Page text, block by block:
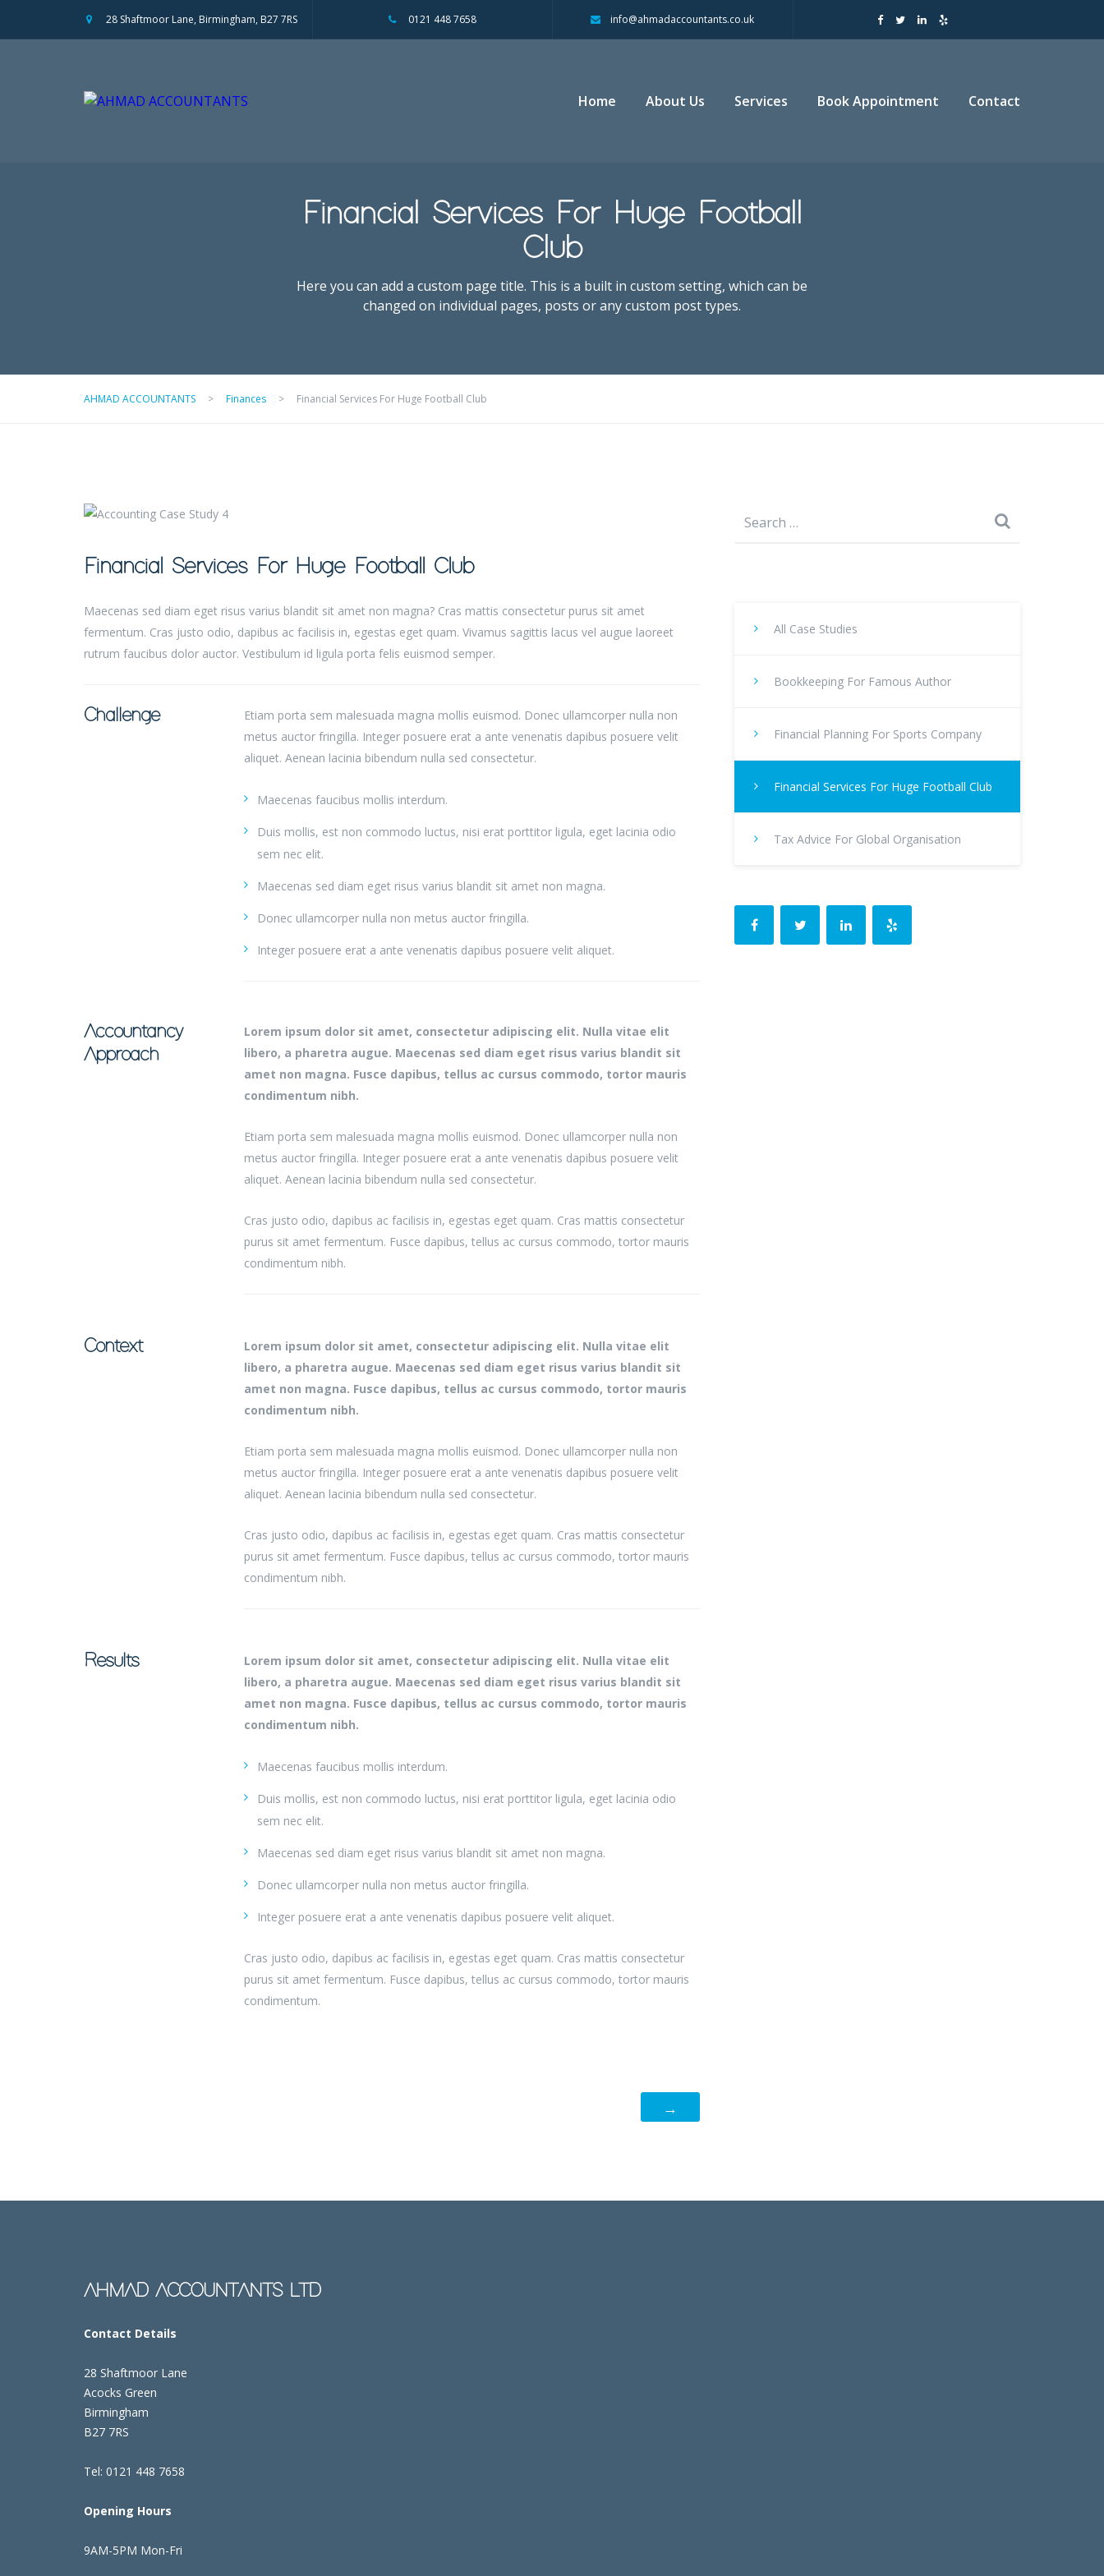
28 Shaftmoor Lane, Birmingham, B27 7RS 0121 448 7658 info@ahmadaccountants.co.uk
Home About Us Services Book Appointment Contact
Financial Services For Huge Football
Club
Here you can add a custom page title. This is a built in custom setting, which can be
changed on individual pages, posts or any custom post types.
AHMAD ACCOUNTANTS > Finances > Financial Services For Huge Football Club
Financial Services For Huge Football Club
Maecenas sed diam eget risus varius blandit sit amet non magna? Cras mattis consectetur purus sit amet
fermentum. Cras justo odio, dapibus ac facilisis in, egestas eget quam. Vivamus sagittis lacus vel augue laoreet
rutrum faucibus dolor auctor. Vestibulum id ligula porta felis euismod semper.
Challenge
Etiam porta sem malesuada magna mollis euismod. Donec ullamcorper nulla non
metus auctor fringilla. Integer posuere erat a ante venenatis dapibus posuere velit
aliquet. Aenean lacinia bibendum nulla sed consectetur.
Maecenas faucibus mollis interdum.
Duis mollis, est non commodo luctus, nisi erat porttitor ligula, eget lacinia odio
sem nec elit.
Maecenas sed diam eget risus varius blandit sit amet non magna.
Donec ullamcorper nulla non metus auctor fringilla.
Integer posuere erat a ante venenatis dapibus posuere velit aliquet.
Accountancy
Approach
Lorem ipsum dolor sit amet, consectetur adipiscing elit. Nulla vitae elit
libero, a pharetra augue. Maecenas sed diam eget risus varius blandit sit
amet non magna. Fusce dapibus, tellus ac cursus commodo, tortor mauris
condimentum nibh.
Etiam porta sem malesuada magna mollis euismod. Donec ullamcorper nulla non
metus auctor fringilla. Integer posuere erat a ante venenatis dapibus posuere velit
aliquet. Aenean lacinia bibendum nulla sed consectetur.
Cras justo odio, dapibus ac facilisis in, egestas eget quam. Cras mattis consectetur
purus sit amet fermentum. Fusce dapibus, tellus ac cursus commodo, tortor mauris
condimentum nibh.
Context
Lorem ipsum dolor sit amet, consectetur adipiscing elit. Nulla vitae elit
libero, a pharetra augue. Maecenas sed diam eget risus varius blandit sit
amet non magna. Fusce dapibus, tellus ac cursus commodo, tortor mauris
condimentum nibh.
Etiam porta sem malesuada magna mollis euismod. Donec ullamcorper nulla non
metus auctor fringilla. Integer posuere erat a ante venenatis dapibus posuere velit
aliquet. Aenean lacinia bibendum nulla sed consectetur.
Cras justo odio, dapibus ac facilisis in, egestas eget quam. Cras mattis consectetur
purus sit amet fermentum. Fusce dapibus, tellus ac cursus commodo, tortor mauris
condimentum nibh.
Results
Lorem ipsum dolor sit amet, consectetur adipiscing elit. Nulla vitae elit
libero, a pharetra augue. Maecenas sed diam eget risus varius blandit sit
amet non magna. Fusce dapibus, tellus ac cursus commodo, tortor mauris
condimentum nibh.
Maecenas faucibus mollis interdum.
Duis mollis, est non commodo luctus, nisi erat porttitor ligula, eget lacinia odio
sem nec elit.
Maecenas sed diam eget risus varius blandit sit amet non magna.
Donec ullamcorper nulla non metus auctor fringilla.
Integer posuere erat a ante venenatis dapibus posuere velit aliquet.
Cras justo odio, dapibus ac facilisis in, egestas eget quam. Cras mattis consectetur
purus sit amet fermentum. Fusce dapibus, tellus ac cursus commodo, tortor mauris
condimentum.
→
for:
All Case Studies
Bookkeeping For Famous Author
Financial Planning For Sports Company
Financial Services For Huge Football Club
Tax Advice For Global Organisation
AHMAD ACCOUNTANTS LTD
Contact Details
28 Shaftmoor Lane
Acocks Green
Birmingham
B27 7RS
Tel: 0121 448 7658
Opening Hours
9AM-5PM Mon-Fri